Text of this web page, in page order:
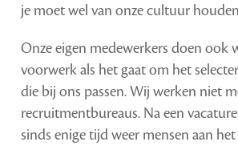
je moet wel van onze cultuur
Onze eigen medewerkers doen ook
voorwerk als het gaat om het
die bij ons passen. Wij werken niet
recruitmentbureaus. Na een
sinds enige tijd weer mensen aan